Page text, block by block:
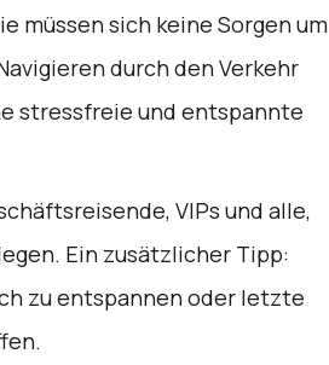
müssen sich keine Sorgen um
durch den Verkehr
stressfreie und entspannte
VIPs und alle,
Ein zusätzlicher Tipp:
zu entspannen oder letzte